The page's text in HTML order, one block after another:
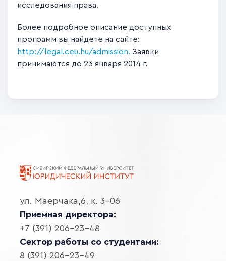
исследования права.
Более подробное описание доступных
программ вы найдете на сайте:
http://legal.ceu.hu/admission. Заявки
принимаются до 23 января 2014 г.
ул. Маерчака,6, к. 3-06
Приемная директора:
+7 (391) 206-23-48
Сектор работы со студентами:
8 (391) 206-23-49